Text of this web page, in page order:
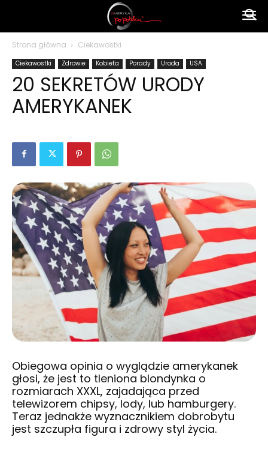
Strona główna Ciekawostki
Ciekawostki Zdrowie Kobieta Porady Uroda USA
20 SEKRETÓW URODY
AMERYKANEK
Obiegowa opinia o wyglądzie amerykanek
głosi, że jest to tleniona blondynka o
rozmiarach XXXL, zajadająca przed
telewizorem chipsy, lody, lub hamburgery.
Teraz jednakże wyznacznikiem dobrobytu
jest szczupła figura i zdrowy styl życia.